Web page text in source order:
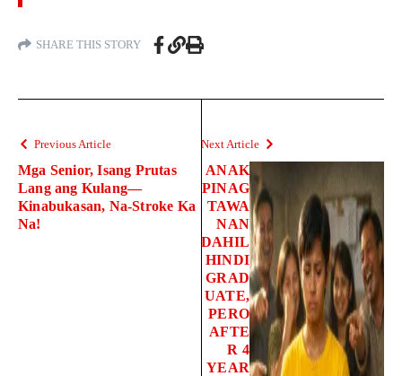
SHARE THIS STORY
Previous Article
Mga Senior, Isang Prutas
Lang ang Kulang—
Kinabukasan, Na-Stroke Ka
Na!
Next Article
ANAK
PINAG
TAWA
NAN
DAHIL
HINDI
GRAD
UATE,
PERO
AFTE
R 4
YEAR